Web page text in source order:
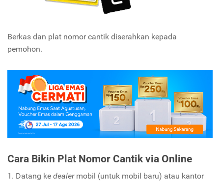
Berkas dan plat nomor cantik diserahkan kepada
pemohon.
Cara Bikin Plat Nomor Cantik via Online
1. Datang ke dealermobil (untuk mobil baru) atau kantor